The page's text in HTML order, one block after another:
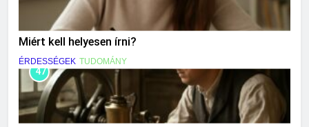
Miért kell helyesen írni?
ÉRDESSÉGEK TUDOMÁNY
47